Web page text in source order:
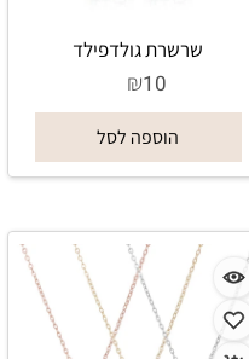
שרשרת גולדפילד
₪10
הוספה לסל